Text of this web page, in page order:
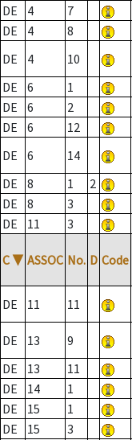
DE
4 7
DE
4 8
DE
4 10
DE
6 1
DE
6 2
DE
6 12
DE
6 14
DE
8 1 2
DE
8 3
DE
11 3
C ▼ ASSOC No. D Code
DE 11 11
DE 13 9
DE
13 11
DE
14 1
DE
15 1
DE
15 3